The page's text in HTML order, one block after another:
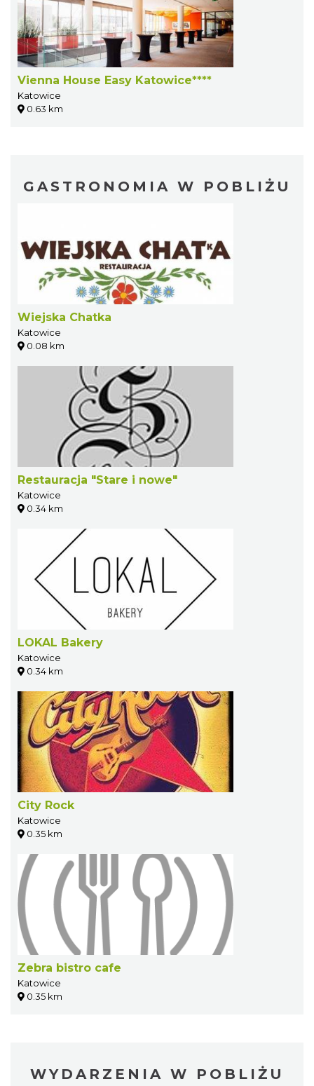
Vienna House Easy Katowice****
Katowice
0.63 km
GASTRONOMIA W POBLIŻU
Wiejska Chatka
Katowice
0.08 km
Restauracja "Stare i nowe"
Katowice
0.34 km
LOKAL Bakery
Katowice
0.34 km
City Rock
Katowice
0.35 km
Zebra bistro cafe
Katowice
0.35 km
WYDARZENIA W POBLIŻU